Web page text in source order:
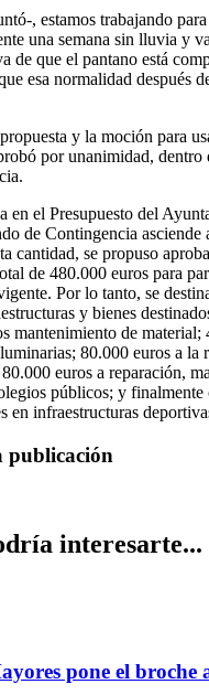
, estamos trabajando
una semana sin lluvia y
de que el pantano está
esa normalidad después
y la moción para
por unanimidad, dentro
en el Presupuesto del
de Contingencia asciende
cantidad, se propuso
de 480.000 euros para
Por lo tanto, se
y bienes
mantenimiento de material;
80.000 euros a la
euros a reparación,
públicos; y finalmente
en infraestructuras
publicación
interesarte...
pone el broche